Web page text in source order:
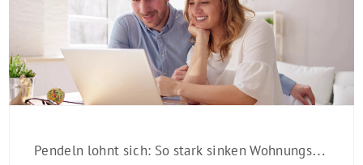
Pendeln lohnt sich: So stark sinken Wohnungspreise im Umland